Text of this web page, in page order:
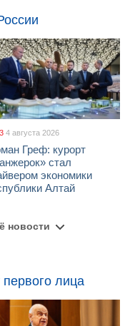
4 августа 2026
Греф: курорт
стал
экономики
Алтай
новости
лица